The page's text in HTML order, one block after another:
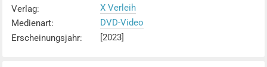
Verlag:
X Verleih
Medienart:
DVD-Video
Erscheinungsjahr: [2023]